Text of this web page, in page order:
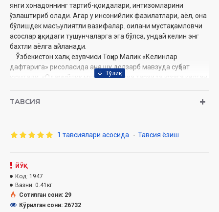
янги хонадоннинг тартиб-қоидалари, интизомларини
ўзлаштириб олади. Агар у инсонийлик фазилатлари, аёл, она
бўлишдек масъулиятли вазифалар. оилани мустаҳкамловчи
асослар ҳақидаги тушунчаларга эга бўлса, ундай келин энг
бахтли аёлга айланади.
Ўзбекистон халқ ёзувчиси Тоҳир Малик «Келинлар
дафтарига» рисоласида ана шу долзарб мавзуда суҳбат
юритади. «Одамийлик мулки»га илова тарзида юзага келган
ёзилган бўлса-да, унда куёв, қайнота, қайноналар
фазилатларга эришишга ундайди.
ривоятлардан ибратли мисоллар келтиради. Китобда қўни-
қўшничилик, меҳмондўстлик, вақт қадри, исрофгарчиликдан
қочиш, хуллас, инсонни гўзал қилувчи жамики фазилатлар
хусусида сўз боради.
ТАВСИЯ
1 тавсиялари асосида. - Тавсия ёзиш
ЙЎҚ
Код: 1947
Вазни: 0.41кг
Сотилган сони: 29
Кўрилган сони: 26732